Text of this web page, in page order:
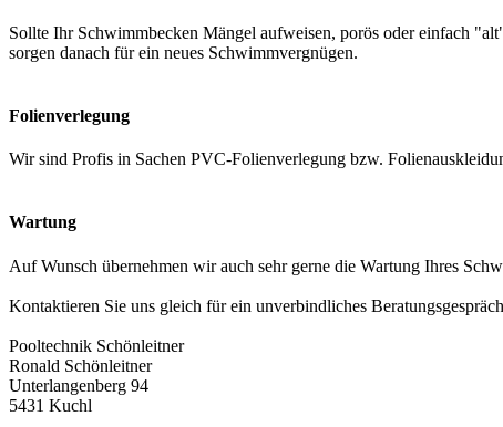
Sollte Ihr Schwimmbecken Mängel aufweisen, porös oder einfach
sorgen danach für ein neues Schwimmvergnügen.
Folienverlegung
Wir sind Profis in Sachen PVC-Folienverlegung bzw.
Wartung
Auf Wunsch übernehmen wir auch sehr gerne die Wartung Ihres
Kontaktieren Sie uns gleich für ein unverbindliches
Pooltechnik Schönleitner
Ronald Schönleitner
Unterlangenberg 94
5431 Kuchl